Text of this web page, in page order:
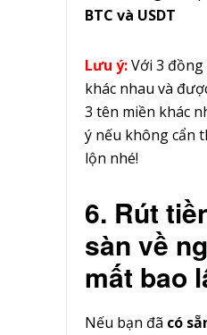
BTC và USDT
Lưu ý:Với 3 đồng
khác nhau và
3 tên miền khác
ý nếu không cẩn
lộn nhé!
6. Rút
sàn về
mất bao
Nếu bạn đã có